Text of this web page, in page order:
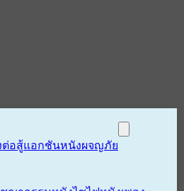
ต่อสู้แอกชันหนังผจญภัย